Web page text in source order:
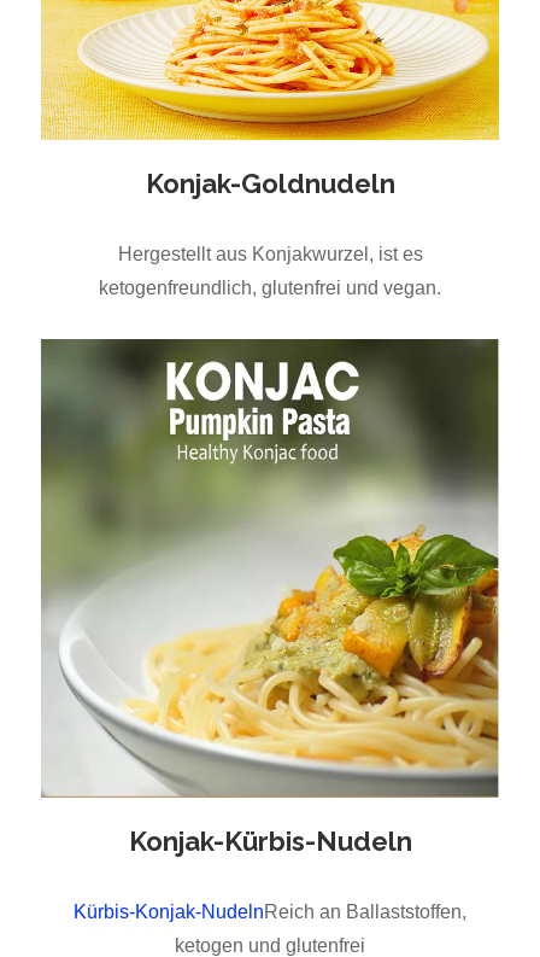
Konjak-Goldnudeln
Hergestellt aus Konjakwurzel, ist es
ketogenfreundlich, glutenfrei und vegan.
Konjak-Kürbis-Nudeln
Kürbis-Konjak-NudelnReich an Ballaststoffen,
ketogen und glutenfrei